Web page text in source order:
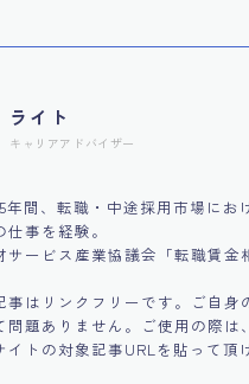
ライト
キャリアアドバイザー
年間、転職・中途採用市場にお
事を経験。
サービス産業協議会「転職賃金
はリンクフリーです。ご自身
問題ありません。ご使用の際は
イトの対象記事URLを貼って頂